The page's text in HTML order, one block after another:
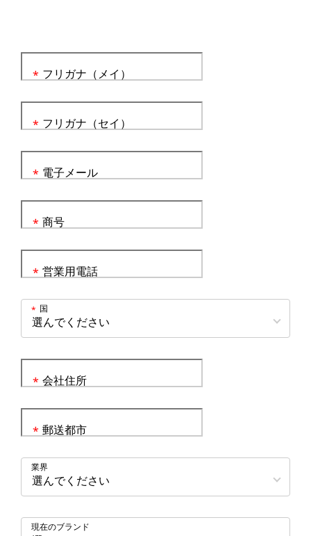
フリガナ（メイ）
*
フリガナ（セイ）
*
電子メール
*
商号
*
営業用電話
*
国
*
会社住所
*
郵送都市
*
業界
現在のブランド